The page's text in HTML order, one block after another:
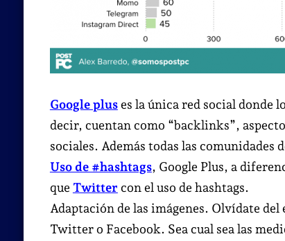
Google pluses la única red social donde
decir, cuentan como “backlinks”,
sociales. Además todas las comunidades
Uso de #hashtags, Google Plus, a
que Twitter con el uso de hashtags.
Adaptación de las imágenes. Olvídate
Twitter o Facebook. Sea cual sea las